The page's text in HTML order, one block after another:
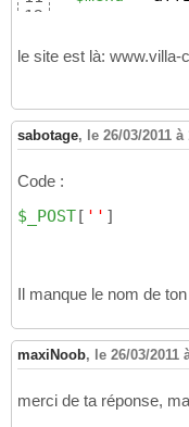
12
14
17
18
19
20
21
22
23
26
28
29
30
32
<!DOCTYPE
<html
<head>
<meta
<meta
</head>
<body>
<?php
echo $menu
le site est là: www.villa-
sabotage, le 26/03/2011 à
Code :
$_POST [ '' ]
Il manque le nom de
maxiNoob, le 26/03/2011
merci de ta réponse,